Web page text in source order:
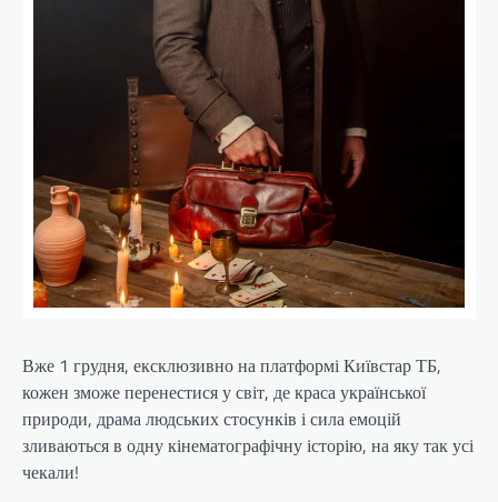
Вже 1 грудня, ексклюзивно на платформі Київстар ТБ,
кожен зможе перенестися у світ, де краса української
природи, драма людських стосунків і сила емоцій
зливаються в одну кінематографічну історію, на яку так усі
чекали!